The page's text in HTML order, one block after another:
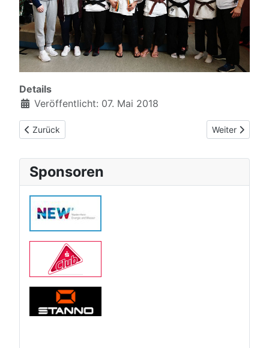
Details
Veröffentlicht: 07. Mai 2018
Vorheriger Beitrag: Trainingszeiten
Zurück Nächster
Weiter
Sponsoren